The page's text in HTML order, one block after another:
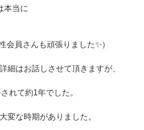
本当に
会員さんも頑張りました✨）
細はお話しさせて頂きますが、
れて約1年でした。
変な時期がありました。